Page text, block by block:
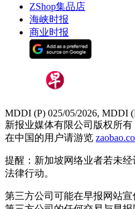
ZShop集品店
海峡时报
商业时报
MDDI (P) 025/05/2026, MDDI
新报业媒体有限公司版权所有
在中国的用户请游览
提醒：新加坡网络业者若未
法律行动。
第三方公司可能在早报网站